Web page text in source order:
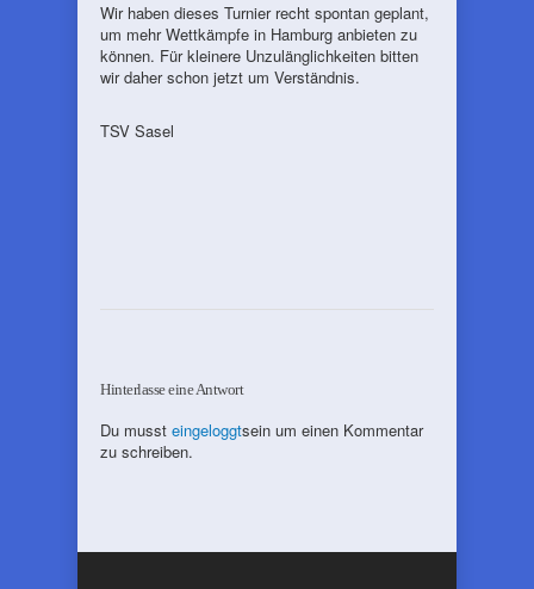
Wir haben dieses Turnier recht spontan geplant,
um mehr Wettkämpfe in Hamburg anbieten zu
können. Für kleinere Unzulänglichkeiten bitten
wir daher schon jetzt um Verständnis.
TSV Sasel
Hinterlasse eine Antwort
Du musst eingeloggtsein um einen Kommentar
zu schreiben.